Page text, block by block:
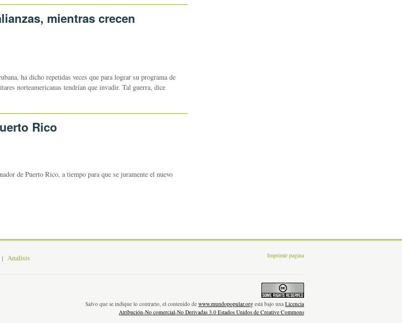
mientras crecen
ha dicho repetidas veces que para lograr su programa de
norteamericanas tendrían que invadir. Tal guerra, dice
Rico
de Puerto Rico, a tiempo para que se juramente el nuevo
Analisis Imprimir pagina
Salvo que se indique lo contrario, el contenido de www.mundopopular.org está bajo una Licencia
Atribución-No comercial-No Derivadas 3.0 Estados Unidos de Creative Commons